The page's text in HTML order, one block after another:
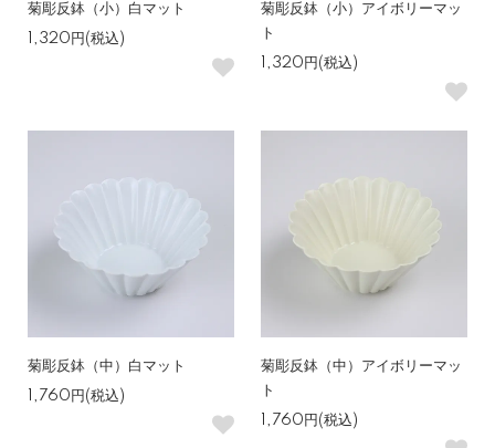
菊彫反鉢（小）白マット
1,320円(税込)
菊彫反鉢（小）アイボリーマッ
ト
1,320円(税込)
菊彫反鉢（中）白マット
1,760円(税込)
菊彫反鉢（中）アイボリーマッ
ト
1,760円(税込)